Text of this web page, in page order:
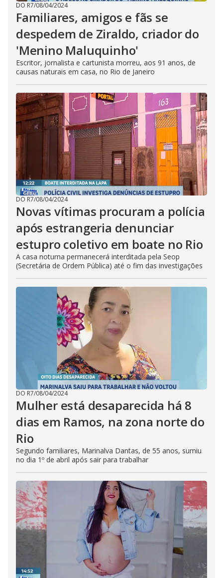
DO R7/08/04/2024
Familiares, amigos e fãs se
despedem de Ziraldo, criador do
'Menino Maluquinho'
Escritor, jornalista e cartunista morreu, aos 91 anos, de
causas naturais em casa, no Rio de Janeiro
DO R7/08/04/2024
Novas vítimas procuram a polícia
após estrangeria denunciar
estupro coletivo em boate no Rio
A casa noturna permanecerá interditada pela Seop
(Secretária de Ordem Pública) até o fim das investigações
DO R7/08/04/2024
Mulher está desaparecida há 8
dias em Ramos, na zona norte do
Rio
Segundo familiares, Marinalva Dantas, de 55 anos, sumiu
no dia 1º de abril após sair para trabalhar